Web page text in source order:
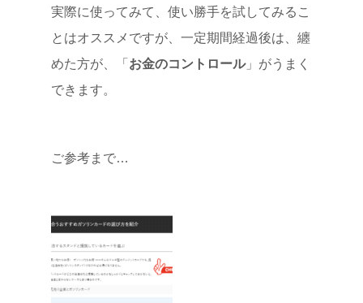
実際に使ってみて、使い勝手を試してみるこ
とはオススメですが、一定期間経過後は、纏
めた方が、「 お金のコントロール」がうまく
できます。
ご参考まで…